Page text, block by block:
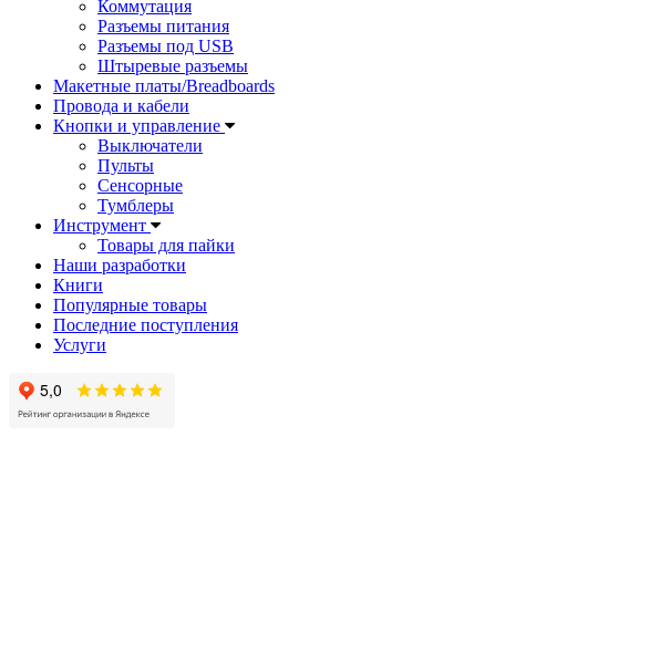
Коммутация
Разъемы питания
Разъемы под USB
Штыревые разъемы
Макетные платы/Breadboards
Провода и кабели
Кнопки и управление
Выключатели
Пульты
Сенсорные
Тумблеры
Инструмент
Товары для пайки
Наши разработки
Книги
Популярные товары
Последние поступления
Услуги